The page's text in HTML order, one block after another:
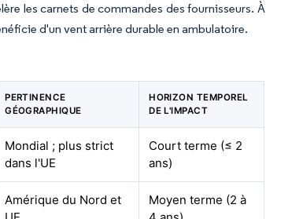
les carnets de commandes des fournisseurs. À
d'un vent arrière durable en ambulatoire.
PERTINENCE
GÉOGRAPHIQUE
HORIZON TEMPOREL
DE L'IMPACT
Mondial ; plus strict
dans l'UE
Court terme (≤ 2
ans)
Amérique du Nord et
Moyen terme (2 à